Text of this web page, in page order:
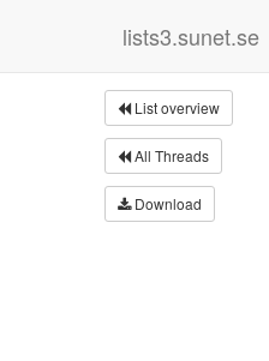
lists3.sunet.se
List overview
All Threads
Download